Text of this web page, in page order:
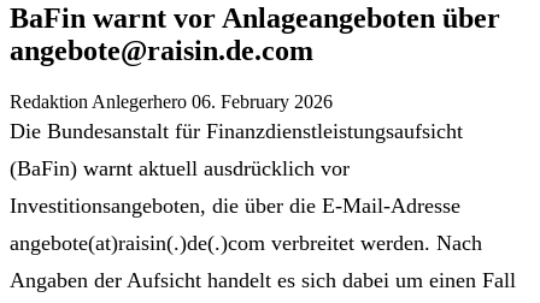
BaFin warnt vor Anlageangeboten über
angebote@raisin.de.com
Redaktion Anlegerhero 06. February 2026
Die Bundesanstalt für Finanzdienstleistungsaufsicht
(BaFin) warnt aktuell ausdrücklich vor
Investitionsangeboten, die über die E-Mail-Adresse
angebote(at)raisin(.)de(.)com verbreitet werden. Nach
Angaben der Aufsicht handelt es sich dabei um einen Fall